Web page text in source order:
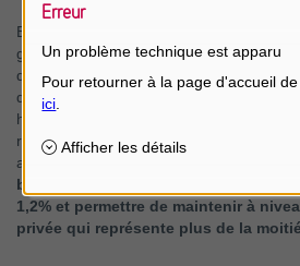
En 2020, l’amélioration du pouvoir
grande partie le rôle de soutien du
dépenses des consommateurs. La
dernière phase du virage fiscal (tax shift)
hausse de la croissance réelle des
rapport à 2018. Autrement dit, il est
avec le même montant.
baisse de l’inflation en 2020, laquelle
1,2% et permettre de maintenir à
privée qui représente plus de la
Erreur
Un problème technique est apparu